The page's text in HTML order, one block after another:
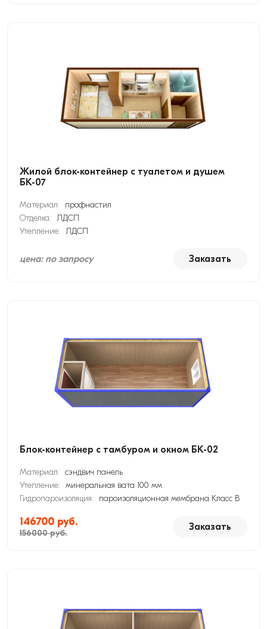
Жилой блок-контейнер с туалетом и душем
БК-07
Материал:
профнастил
Отделка: ЛДСП
Утепление: ЛДСП
цена: по запросу Заказать
Блок-контейнер с тамбуром и окном БК-02
Материал: сэндвич панель
Утепление: минеральная вата 100 мм
Гидропароизоляция:
пароизоляционная мембрана Класс В
146700 руб.
156000 руб.
Заказать